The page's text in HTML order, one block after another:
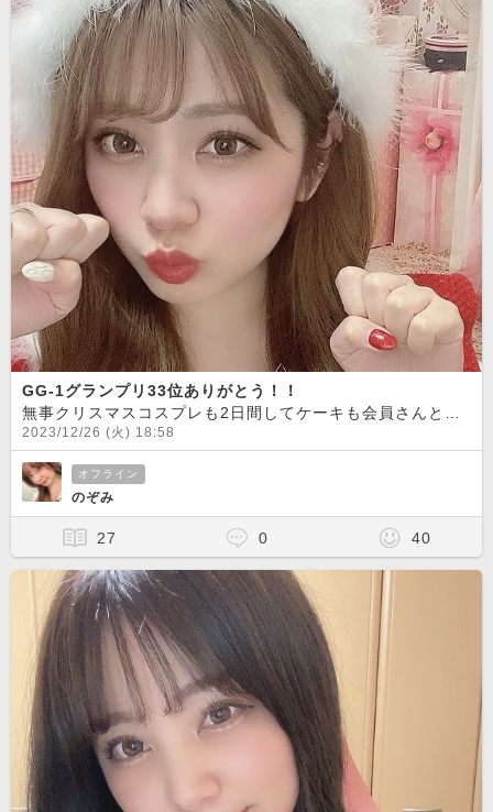
GG-1グランプリ33位ありがとう！！
2023/12/26 (火) 18:58
オフライン
のぞみ
27 0 40